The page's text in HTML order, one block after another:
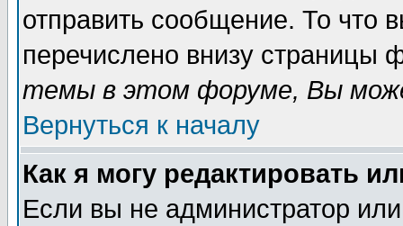
отправить сообщение. То что
перечислено внизу страницы
темы в этом форуме, Вы
Вернуться к началу
Как я могу редактировать
Если вы не администратор